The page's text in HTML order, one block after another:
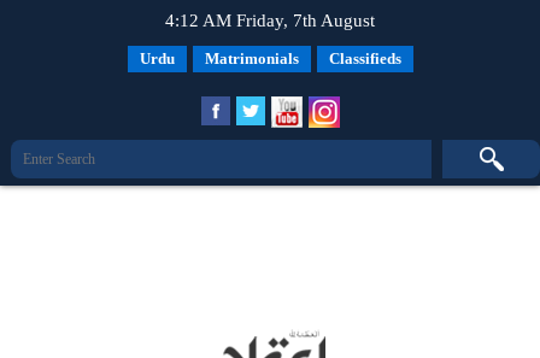
4:12 AM Friday, 7th August
Urdu Matrimonials Classifieds